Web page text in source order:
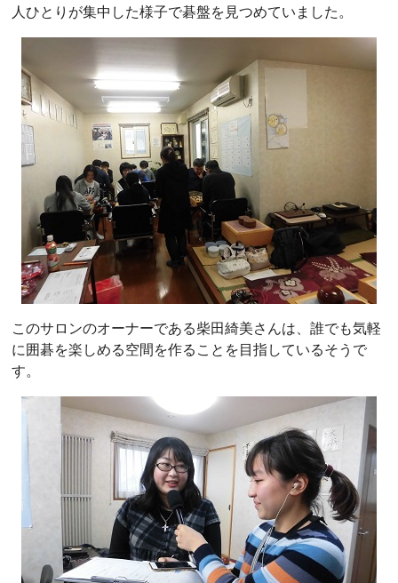
人ひとりが集中した様子で碁盤を見つめていました。
このサロンのオーナーである柴田綺美さんは、誰でも気軽
に囲碁を楽しめる空間を作ることを目指しているそうで
す。